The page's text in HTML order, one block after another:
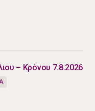
– Κρόνου 7.8.2026